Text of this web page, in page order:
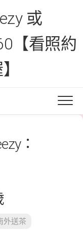
或
【看照約
：
外送茶